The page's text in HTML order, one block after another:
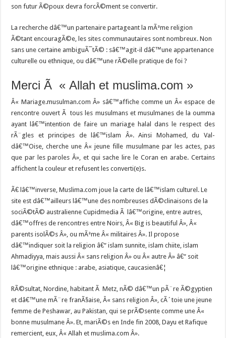
son futur Ã©poux devra forcÃ©ment se convertir.
La recherche dâ€™un partenaire partageant la mÃªme religion
Ã©tant encouragÃ©e, les sites communautaires sont nombreux. Non
sans une certaine ambiguÃ¯tÃ© : sâ€™agit-il dâ€™une appartenance
culturelle ou ethnique, ou dâ€™une rÃ©elle pratique de foi ?
Merci Ã « Allah et muslima.com »
Â« Mariage.musulman.com Â» sâ€™affiche comme un Â« espace de
rencontre ouvert Ã tous les musulmans et musulmanes de la oumma
ayant lâ€™intention de faire un mariage halal dans le respect des
rÃ¨gles et principes de lâ€™islam Â». Ainsi Mohamed, du Val-
dâ€™Oise, cherche une Â« jeune fille musulmane par les actes, pas
que par les paroles Â», et qui sache lire le Coran en arabe. Certains
affichent la couleur et refusent les converti(e)s.
Ã€ lâ€™inverse,Muslima.comjoue la carte de lâ€™islam culturel. Le
site est dâ€™ailleurs lâ€™une des nombreuses dÃ©clinaisons de la
sociÃ©tÃ© australienne Cupidmedia Ã lâ€™origine, entre autres,
dâ€™offres de rencontres entre Noirs, Â« Big is beautiful Â», Â«
parents isolÃ©s Â», ou mÃªme Â« militaires Â». Il propose
dâ€™indiquer soit la religion â€“ islam sunnite, islam chiite, islam
Ahmadiyya, mais aussi Â« sans religion Â» ou Â« autre Â» â€“ soit
lâ€™origine ethnique : arabe, asiatique, caucasienâ€¦
RÃ©sultat, Nordine, habitant Ã Metz, nÃ© dâ€™un pÃ¨re Ã©gyptien
et dâ€™une mÃ¨re franÃ§aise, Â« sans religion Â», cÃ´toie une jeune
femme de Peshawar, au Pakistan, qui se prÃ©sente comme une Â«
bonne musulmane Â». Et, mariÃ©s en Inde fin 2008, Dayu et Rafique
remercient, eux, Â« Allah et muslima.com Â».